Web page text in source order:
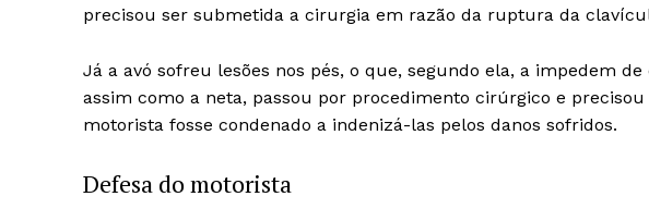
precisou ser submetida a cirurgia em razão da ruptura da
Já a avó sofreu lesões nos pés, o que, segundo ela, a impedem
assim como a neta, passou por procedimento cirúrgico e
motorista fosse condenado a indenizá-las pelos danos sofridos.
Defesa do motorista